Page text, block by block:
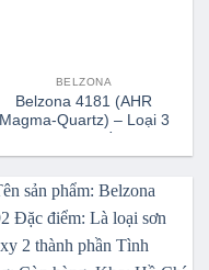
BELZONA
Belzona 4181 (AHR
Magma-Quartz) – Loại 3